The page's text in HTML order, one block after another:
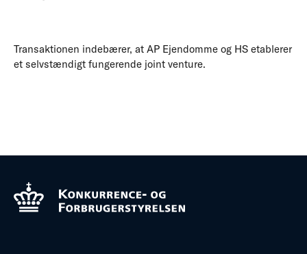
Transaktionen indebærer, at AP Ejendomme og HS etablerer
et selvstændigt fungerende joint venture.